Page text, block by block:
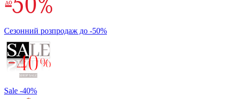
Сезонний розпродаж до -50%
Sale -40%